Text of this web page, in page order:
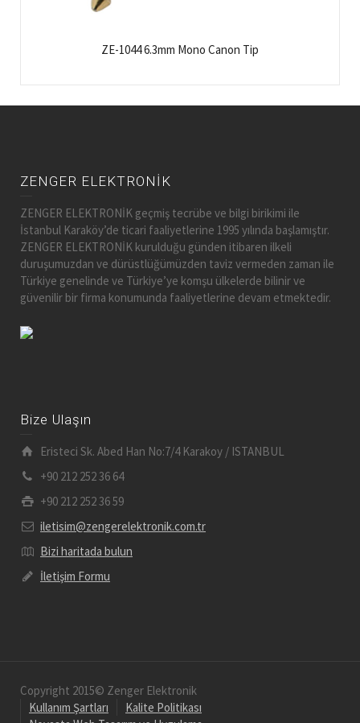
ZE-1044 6.3mm Mono Canon Tip
ZENGER ELEKTRONİK
ZENGER ELEKTRONİK geçmiş tecrübe ve bilgi birikimi ile
İstanbul Karaköy’de ticari faaliyetlerine 1995 yılında başlamıştır.
ZENGER ELEKTRONİK kurulduğu günden itibaren ilkeli
duruşumuzdan ve dürüstlüğümüzden taviz vermeden zaman ile
Türkiye genelinde ve Türkiye’ye komşu ülkelerde bilinir ve
güvenilir bir firma konumunda faaliyetlerine devam etmektedir.
Bize Ulaşın
Eristeci Sk. Abed Han No:7/4 Karakoy / ISTANBUL
+90 212 252 36 64
+90 212 252 36 59
iletisim@zengerelektronik.com.tr
Bizi haritada bulun
İletişim Formu
Copyright 2015© Zenger Elektronik
Kullanım Şartları
Kalite Politikası